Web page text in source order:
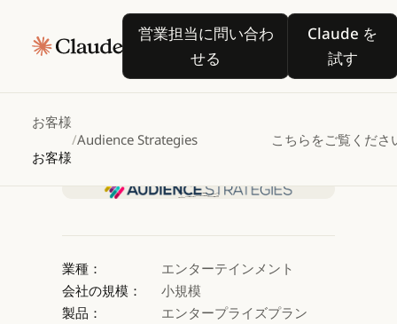
営業担当に問い合わ
せる
営業担当に問い合わせる
Claude を
試す
Claude
お客様
お客様
/Audience Strategies こちらをご覧くださ
AudienceStrategies
がClaude
を活用し、
電子音楽業界の政策影響
Claude を試す
Claude を試す
業種：
エンターテインメント
会社の規模：
小規模
製品：
エンタープライズプラン